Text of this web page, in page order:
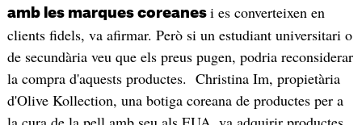
amb les marques coreanes i es converteixen en
clients fidels, va afirmar. Però si un estudiant universitari o
de secundària veu que els preus pugen, podria reconsiderar
la compra d'aquests productes. Christina Im, propietària
d'Olive Kollection, una botiga coreana de productes per a